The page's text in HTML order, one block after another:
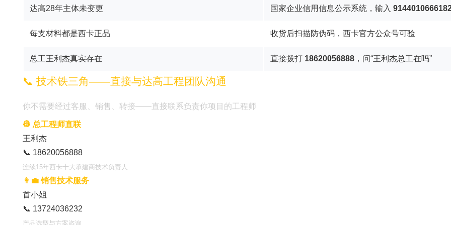
达高28年主体未变更 国家企业信用信息公示系统，输入
每支材料都是西卡正品 收货后扫描防伪码，西卡官方公众号可验
总工王利杰真实存在 直接拨打 18620056888 ，问“王利杰总工在吗”
📞 技术铁三角——直接与达高工程团队沟通
你不需要经过客服、销售、转接——直接联系负责你项目的工程师
👷 总工程师直联
王利杰
📞 18620056888
连续15年西卡十大承建商技术负责人
👩‍💼 销售技术服务
首小姐
📞 13724036232
产品选型与方案咨询